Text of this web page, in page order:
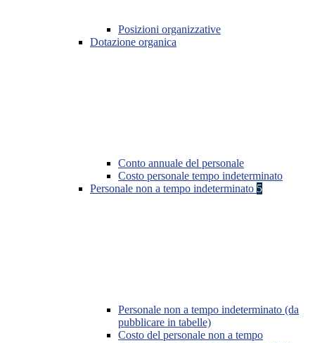
Posizioni organizzative
Dotazione organica
Conto annuale del personale
Costo personale tempo indeterminato
Personale non a tempo indeterminato 5
Personale non a tempo indeterminato (da
pubblicare in tabelle)
Costo del personale non a tempo